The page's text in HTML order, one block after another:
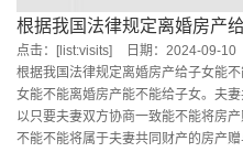
根据我国法律规定离婚房产
点击：[list:visits]
日期：2024-09-10
根据我国法律规定离婚房产给子女能
女能不能离婚房产能不能给子女。夫
以只要夫妻双方协商一致能不能将房
不能不能将属于夫妻共同财产的房产